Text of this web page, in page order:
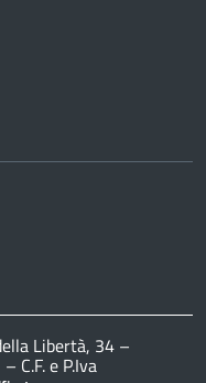
Libertà, 34 –
C.F. e P.Iva